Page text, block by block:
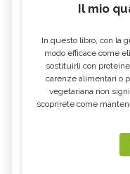
Il mio
In questo libro, con la
modo efficace come
sostituirli con
carenze alimentari o
vegetariana non
scoprirete come